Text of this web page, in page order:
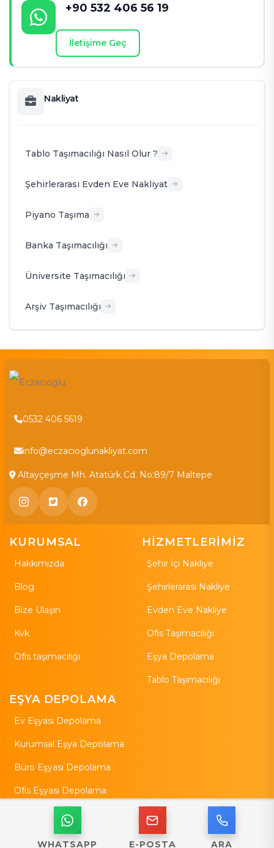
+90 532 406 56 19
İletişime Geç
Nakliyat
Tablo Taşımacılığı Nasıl Olur ?
Şehirlerarası Evden Eve Nakliyat
Piyano Taşıma
Banka Taşımacılığı
Üniversite Taşımacılığı
Arşiv Taşımacılığı
0532 406 5619
info@eczacioglunakliyat.com
Altayçeşme Mh. Atatürk Cd. No:89/7 Maltepe
KURUMSAL
Hakkımızda
Blog
Bize Ulaşın
Kvk
Ofis taşımacılığı
HİZMETLERİMİZ
Şehir İçi Nakliye
Şehirlerarası Nakliye
Evden Eve Nakliye
Ofis Taşımacılığı
Eşya Depolama
Tablo Taşımacılığı
EŞYA DEPOLAMA
Ev Eşyası Depolama
Kurumsal Eşya Depolama
Büro Eşyası Depolama
Ofis Eşyası Depolama
Özel Eşya Depolama
WHATSAPP E-POSTA ARA